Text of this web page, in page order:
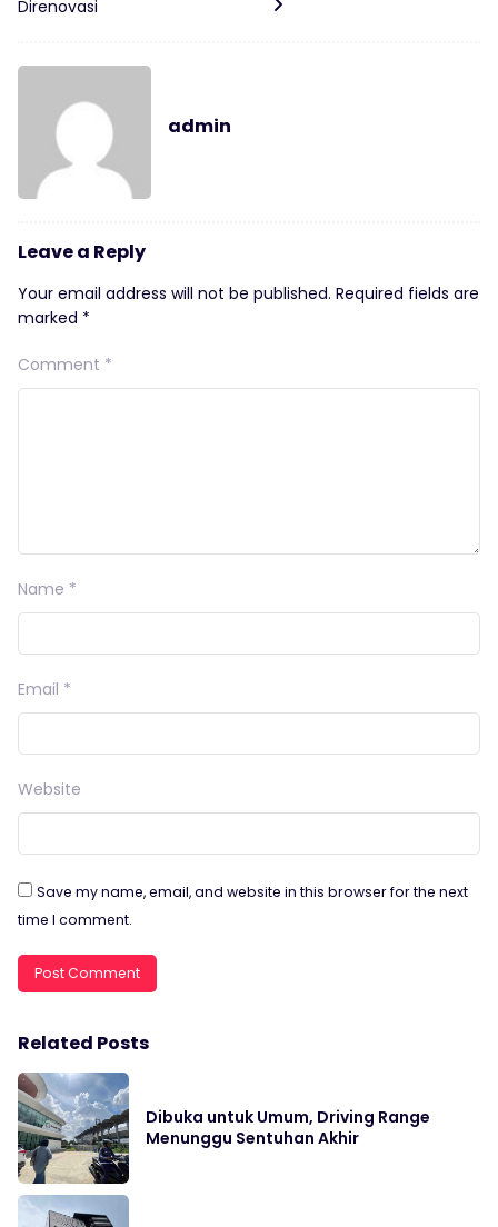
Direnovasi
admin
Leave a Reply
Your email address will not be published. Required fields are
marked *
Comment *
Name *
Email *
Website
Save my name, email, and website in this browser for the next
time I comment.
Related Posts
Dibuka untuk Umum, Driving Range
Menunggu Sentuhan Akhir